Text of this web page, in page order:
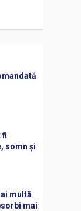
fi
somn și
multă
mai